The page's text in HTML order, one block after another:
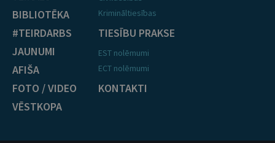
BIBLIOTĒKA
#TEIRDARBS
JAUNUMI
AFIŠA
FOTO / VIDEO
VĒSTKOPA
Krimināltiesības
TIESĪBU PRAKSE
EST nolēmumi
ECT nolēmumi
KONTAKTI